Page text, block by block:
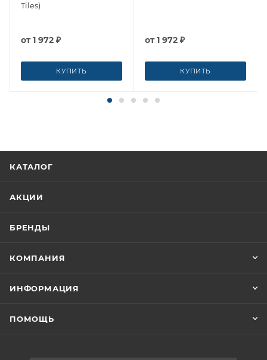
Tiles)
от1 972 ₽
КУПИТЬ
от1 972 ₽
КУПИТЬ
КАТАЛОГ
АКЦИИ
БРЕНДЫ
КОМПАНИЯ
ИНФОРМАЦИЯ
ПОМОЩЬ